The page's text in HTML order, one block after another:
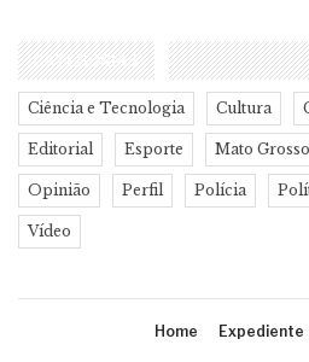
CATEGORIAS
Ciência e Tecnologia Cultura
Editorial Esporte Mato Grosso
Opinião Perfil Polícia
Vídeo
Home Expediente